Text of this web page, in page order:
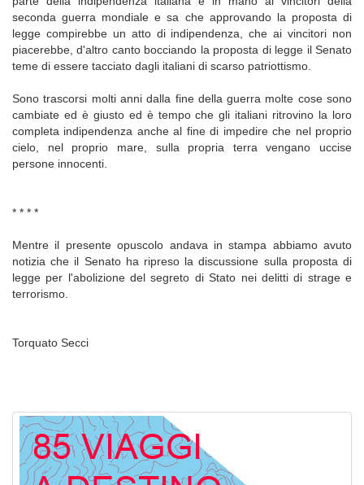
seconda guerra mondiale e sa che approvando la proposta di
legge compirebbe un atto di indipendenza, che ai vincitori non
piacerebbe, d'altro canto bocciando la proposta di legge il Senato
teme di essere tacciato dagli italiani di scarso patriottismo.
Sono trascorsi molti anni dalla fine della guerra molte cose sono
cambiate ed è giusto ed è tempo che gli italiani ritrovino la loro
completa indipendenza anche al fine di impedire che nel proprio
cielo, nel proprio mare, sulla propria terra vengano uccise
persone innocenti.
* * * *
Mentre il presente opuscolo andava in stampa abbiamo avuto
notizia che il Senato ha ripreso la discussione sulla proposta di
legge per l'abolizione del segreto di Stato nei delitti di strage e
terrorismo.
Torquato Secci